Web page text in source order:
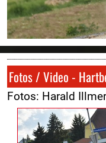
Fotos / Video -
Fotos: Harald Illmer